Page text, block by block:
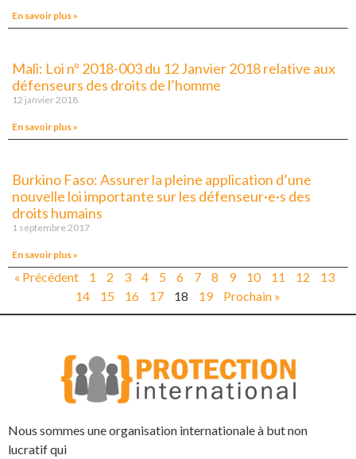
En savoir plus »
Mali: Loi nº 2018-003 du 12 Janvier 2018 relative aux
défenseurs des droits de l’homme
12 janvier 2018
En savoir plus »
Burkino Faso: Assurer la pleine application d’une
nouvelle loi importante sur les défenseur·e·s des
droits humains
1 septembre 2017
En savoir plus »
« Précédent 1 2 3 4 5 6 7 8 9 10 11 12
13
14
15 16 17 18 19 Prochain »
Nous sommes une organisation internationale à but non
lucratif qui